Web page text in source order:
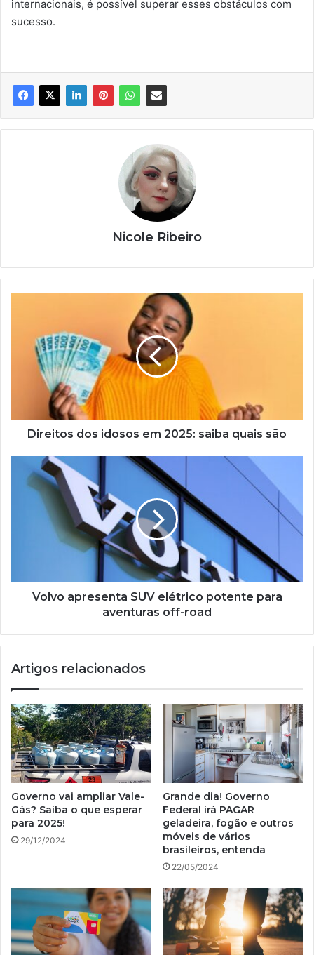
internacionais, é possível superar esses obstáculos com
sucesso.
Nicole Ribeiro
2025:
Direitos dos idosos em 2025: saiba quais são
apresenta
elétrico
road
Volvo apresenta SUV elétrico potente para
aventuras off-road
Artigos relacionados
Governo vai ampliar Vale-
Gás? Saiba o que esperar
para 2025!
29/12/2024
Grande dia! Governo
Federal irá PAGAR
geladeira, fogão e outros
móveis de vários
brasileiros, entenda
22/05/2024